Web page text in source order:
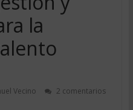
la
Vecino 2 comentarios